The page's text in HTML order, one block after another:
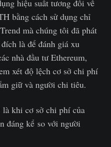
hiệu suất tương đối về
bằng cách sử dụng chỉ
mà chúng tôi đã phát
là để đánh giá xu
nhà đầu tư Ethereum,
xét độ lệch cơ sở chi phí
giữ và người chi tiêu.
là khi cơ sở chi phí của
đáng kể so với người